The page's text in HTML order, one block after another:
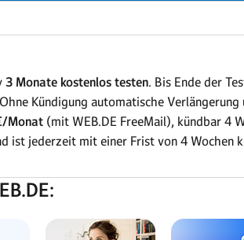
3 Monate kostenlos testen. Bis Ende der
Kündigung automatische
Monat (mit WEB.DE FreeMail), kündbar 4
ist jederzeit mit einer Frist von 4 Wochen